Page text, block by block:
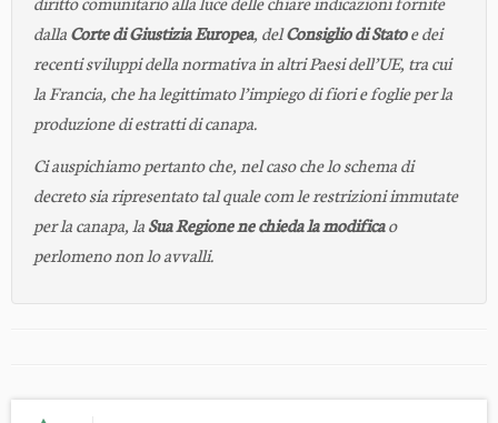
dallaCorte di Giustizia Europea, delConsiglio di Statoe dei
recenti sviluppi della normativa in altri Paesi dell’UE, tra cui
la Francia, che ha legittimato l’impiego di fiori e foglie per la
produzione di estratti di canapa.
Ci auspichiamo pertanto che, nel caso che lo schema di
decreto sia ripresentato tal quale com le restrizioni immutate
per la canapa, laSua Regione ne chieda la modificao
perlomeno non lo avvalli.